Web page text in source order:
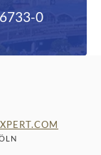
0